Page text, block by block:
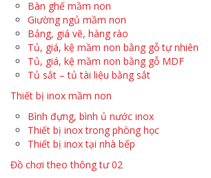
Bàn ghế mầm non
Giường ngủ mầm non
Bảng, giá vẽ, hàng rào
Tủ, giá, kệ mầm non bằng gỗ tự nhiên
Tủ, giá, kệ mầm non bằng gỗ MDF
Tủ sắt – tủ tài liệu bằng sắt
Thiết bị inox mầm non
Bình đựng, bình ủ nước inox
Thiết bị inox trong phòng học
Thiết bị inox tại nhà bếp
Đồ chơi theo thông tư 02